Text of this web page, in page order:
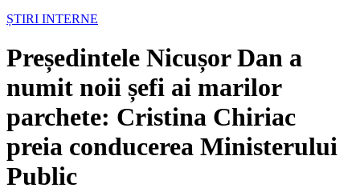
ȘTIRI INTERNE
Președintele Nicușor Dan a
numit noii șefi ai marilor
parchete: Cristina Chiriac
preia conducerea Ministerului
Public